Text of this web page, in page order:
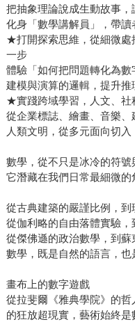
把抽象理論說成生動故事
化身「數學講解員」，帶讀
★打開探索思維，從細微處
一步
體驗「如何把問題轉化為
建模與演算的邏輯，提升推
★實踐跨域學習，人文、社
從企業標誌、繪畫、音樂
人類文明，從多元面向切入
數學，從不只是冰冷的符號
它潛藏在我們日常最細微的
從古典建築的嚴謹比例，到
從伽利略的自由落體實驗，
從傑佛遜的政治數學，到
數學，既是自然的語言，也
畫布上的數字遊戲
從拉斐爾《雅典學院》的
的狂放超現實，藝術始終